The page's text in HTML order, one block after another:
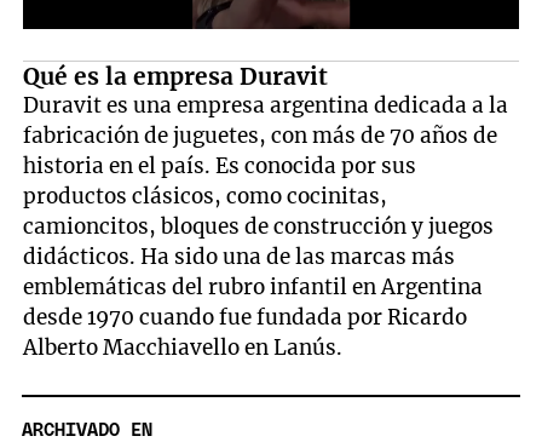
Qué es la empresa Duravit
Duravit es una empresa argentina dedicada a la
fabricación de juguetes, con más de 70 años de
historia en el país. Es conocida por sus
productos clásicos, como cocinitas,
camioncitos, bloques de construcción y juegos
didácticos. Ha sido una de las marcas más
emblemáticas del rubro infantil en Argentina
desde 1970 cuando fue fundada por Ricardo
Alberto Macchiavello en Lanús.
ARCHIVADO EN